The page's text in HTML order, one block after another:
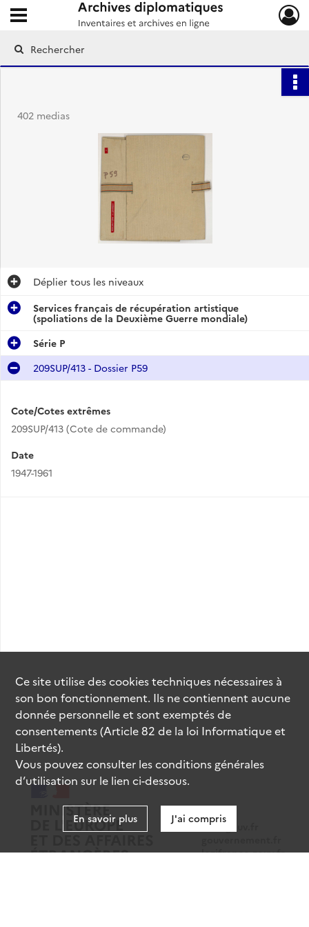
Archives diplomatiques
Ouvrir le menu déroulant
402 medias
Déplier tous les niveaux
Services français de récupération artistique
(spoliations de la Deuxième Guerre mondiale)
Série P
209SUP/413 - Dossier P59
Cote/Cotes extrêmes
209SUP/413 (Cote de commande)
Date
1947-1961
data.gouv.fr
legifrance.gouv.fr
Ce site utilise descookiestechniques nécessaires à
son bon fonctionnement. Ils ne contiennent aucune
donnée personnelle et sont exemptés de
consentements (Article 82 de la loi Informatique et
Libertés).
Vous pouvez consulter les conditions générales
d’utilisation sur le lien ci-dessous.
En savoir plus J'ai compris